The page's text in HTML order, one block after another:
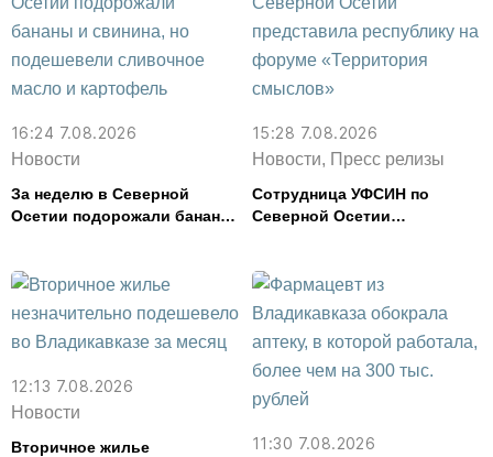
16:24 7.08.2026
Новости
За неделю в Северной
Осетии подорожали бананы
картофель
15:28 7.08.2026
Новости, Пресс релизы
Сотрудница УФСИН по
Северной Осетии
смыслов»
12:13 7.08.2026
Новости
Вторичное жилье
11:30 7.08.2026